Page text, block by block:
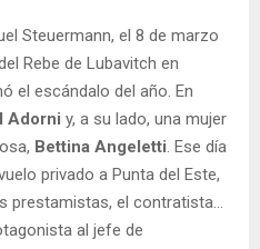
Steuermann, el 8 de marzo
Rebe de Lubavitch en
el escándalo del año. En
Adorni y, a su lado, una mujer
Bettina Angeletti. Ese día
privado a Punta del Este,
prestamistas, el contratista…
al jefe de